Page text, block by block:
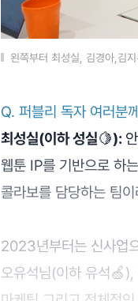
왼쪽부터 최성실, 김경아,김
Q. 퍼블리 독자 여러분
최성실(이하 성실🍋):
웹툰 IP를 기반으로 하
콜라보를 담당하는 팀
2023년부터는 신사업
오유석님(이하 유석